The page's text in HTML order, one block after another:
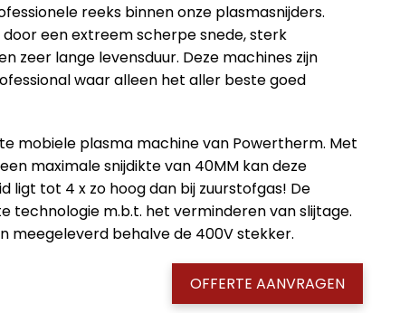
reeks binnen onze plasmasnijders.
een extreem scherpe snede, sterk
zeer lange levensduur. Deze machines zijn
waar alleen het aller beste goed
mobiele plasma machine van Powertherm. Met
maximale snijdikte van 40MM kan deze
ligt tot 4 x zo hoog dan bij zuurstofgas! De
technologie m.b.t. het verminderen van slijtage.
meegeleverd behalve de 400V stekker.
OFFERTE AANVRAGEN